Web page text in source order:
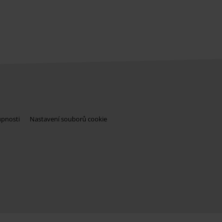
Nastavení souborů cookie